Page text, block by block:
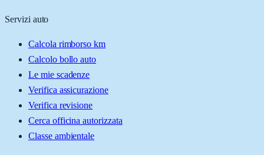
Servizi auto
Calcola rimborso km
Calcolo bollo auto
Le mie scadenze
Verifica assicurazione
Verifica revisione
Cerca officina autorizzata
Classe ambientale